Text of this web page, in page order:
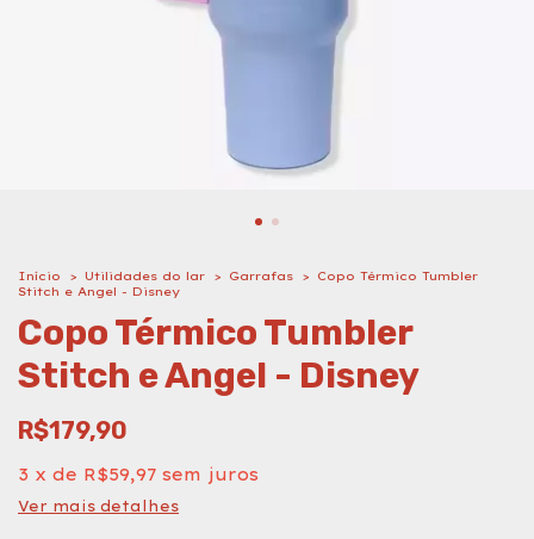
Início > Utilidades do lar > Garrafas >
Copo Térmico Tumbler
Stitch e Angel - Disney
Copo Térmico Tumbler
Stitch e Angel - Disney
R$179,90
3 x de R$59,97 sem juros
Ver mais detalhes